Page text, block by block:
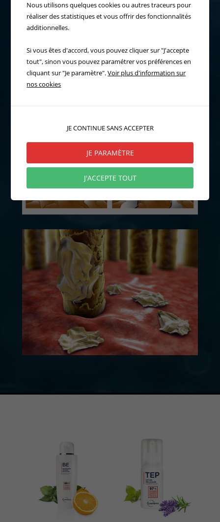
Nous utilisons quelques cookies ou autres traceurs pour
réaliser des statistiques et vous offrir des fonctionnalités
additionnelles.
Si vous êtes d'accord, vous pouvez cliquer sur "J'accepte
tout", sinon vous pouvez paramétrer vos préférences en
cliquant sur "Je paramètre".Voir plus d'information sur
nos cookies
JE PARAMÈTRE
JE CONTINUE SANS ACCEPTER
J'ACCEPTE TOUT